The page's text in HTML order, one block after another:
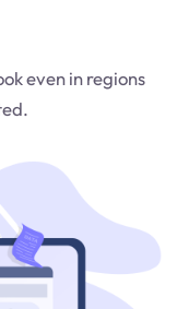
even in regions